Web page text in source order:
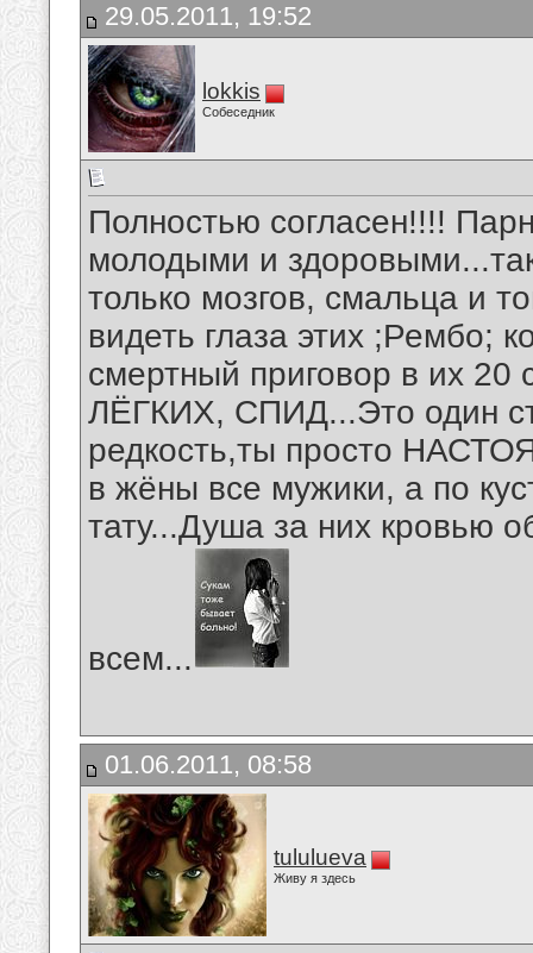
29.05.2011, 19:52
lokkis
Собеседник
Полностью согласен!!!!
молодыми и
только мозгов, смальца и
видеть глаза этих ;Рембо;
смертный приговор в их 20
ЛЁГКИХ, СПИД...Это один
редкость,ты просто
в жёны все мужики, а по
тату...Душа за них кровью
всем...
01.06.2011, 08:58
tululueva
Живу я здесь